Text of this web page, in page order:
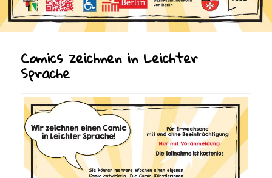
Comics zeichnen in Leichter
Sprache